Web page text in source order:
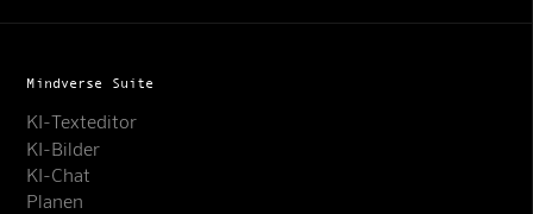
Mindverse Suite
KI-Texteditor
KI-Bilder
KI-Chat
Planen